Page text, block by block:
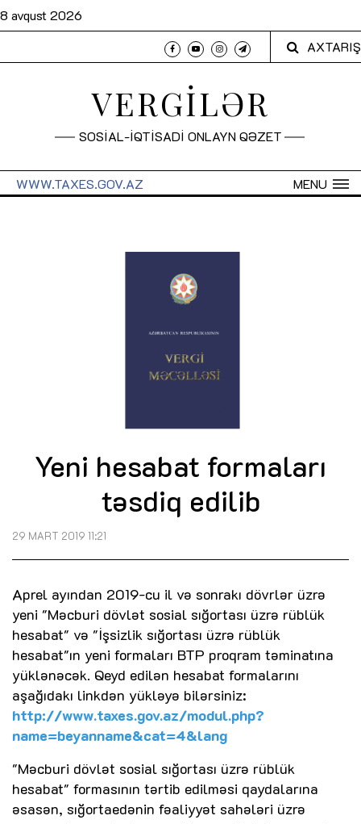
8 avqust 2026
AXTARIŞ
VERGİLƏR
SOSİAL-İQTİSADİ ONLAYN QƏZET
MENU
WWW.TAXES.GOV.AZ
Yeni hesabat formaları
təsdiq edilib
29 MART 2019 11:21
Aprel ayından 2019-cu il və sonrakı dövrlər üzrə
yeni "Məcburi dövlət sosial sığortası üzrə rüblük
hesabat" və "İşsizlik sığortası üzrə rüblük
hesabat"ın yeni formaları BTP proqram təminatına
yüklənəcək. Qeyd edilən hesabat formalarını
aşağıdakı linkdən yükləyə bilərsiniz:
http://www.taxes.gov.az/modul.php?
name=beyanname&cat=4&lang
"Məcburi dövlət sosial sığortası üzrə rüblük
hesabat" formasının tərtib edilməsi qaydalarına
əsasən, sığortaedənin fəaliyyət sahələri üzrə